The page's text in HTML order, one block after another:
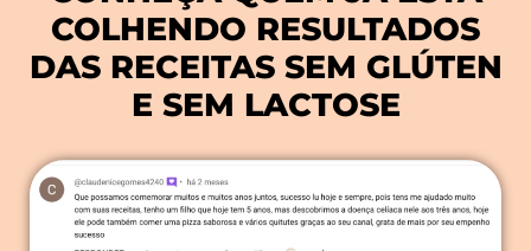
COLHENDO RESULTADOS
DAS RECEITAS SEM GLÚTEN
E SEM LACTOSE